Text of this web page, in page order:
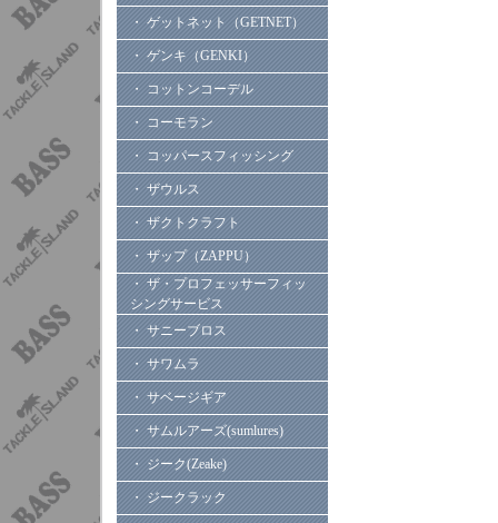
・ ゲットネット（GETNET）
・ ゲンキ（GENKI）
・ コットンコーデル
・ コーモラン
・ コッパースフィッシング
・ ザウルス
・ ザクトクラフト
・ ザップ（ZAPPU）
・ ザ・プロフェッサーフィッ
シングサービス
・ サニーブロス
・ サワムラ
・ サベージギア
・ サムルアーズ(sumlures)
・ ジーク(Zeake)
・ ジークラック